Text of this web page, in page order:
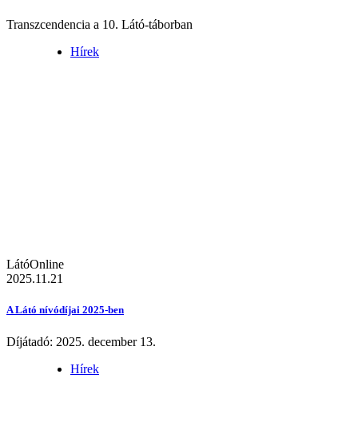
Transzcendencia a 10. Látó-táborban
Hírek
LátóOnline
2025.11.21
A Látó nívódíjai 2025-ben
Díjátadó: 2025. december 13.
Hírek